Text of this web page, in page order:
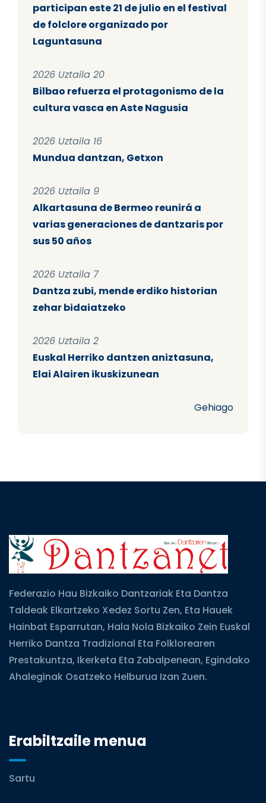
participan este 21 de julio en el festival
de folclore organizado por
Laguntasuna
2026 Uztaila 20
Bilbao refuerza el protagonismo de la
cultura vasca en Aste Nagusia
2026 Uztaila 16
Mundua dantzan, Getxon
2026 Uztaila 9
Alkartasuna de Bermeo reunirá a
varias generaciones de dantzaris por
sus 50 años
2026 Uztaila 7
Dantza zubi, mende erdiko historian
zehar bidaiatzeko
2026 Uztaila 2
Euskal Herriko dantzen aniztasuna,
Elai Alairen ikuskizunean
Gehiago
Federazio Hau Bizkaiko Dantzariak Eta Dantza
Taldeak Elkartzeko Xedez Sortu Zen, Eta Hauek
Hainbat Esparrutan, Hala Nola Bizkaiko Zein Euskal
Herriko Dantza Tradizional Eta Folklorearen
Prestakuntza, Ikerketa Eta Zabalpenean, Egindako
Ahaleginak Osatzeko Helburua Izan Zuen.
Erabiltzaile menua
Sartu